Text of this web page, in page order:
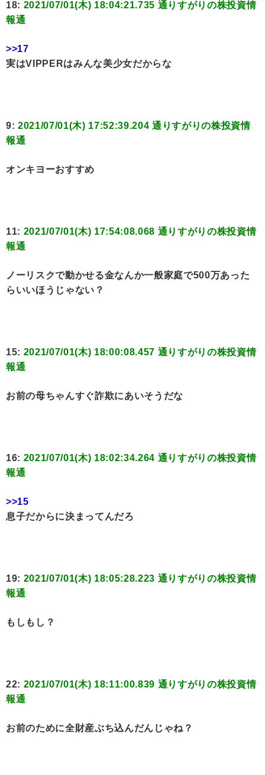
18: 2021/07/01(木) 18:04:21.735 通りすがりの株投資情
報通
>>17
実はVIPPERはみんな美少女だからな
9: 2021/07/01(木) 17:52:39.204 通りすがりの株投資情
報通
オンキヨーおすすめ
11: 2021/07/01(木) 17:54:08.068 通りすがりの株投資情
報通
ノーリスクで動かせる金なんか一般家庭で500万あった
らいいほうじゃない？
15: 2021/07/01(木) 18:00:08.457 通りすがりの株投資情
報通
お前の母ちゃんすぐ詐欺にあいそうだな
16: 2021/07/01(木) 18:02:34.264 通りすがりの株投資情
報通
>>15
息子だからに決まってんだろ
19: 2021/07/01(木) 18:05:28.223 通りすがりの株投資情
報通
もしもし？
22: 2021/07/01(木) 18:11:00.839 通りすがりの株投資情
報通
お前のために全財産ぶち込んだんじゃね？